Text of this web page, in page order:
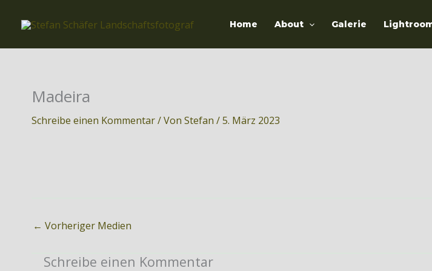
Inhalt
Home About Galerie
Madeira
Schreibe einen Kommentar/ Von Stefan /5. März 2023
← Vorheriger Medien
Schreibe einen Kommentar